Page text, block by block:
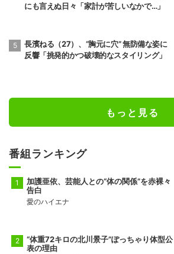
にも言えぬ日々「家計が苦しいなかで…」
長濱ねる（27）、“胸元に穴” 無防備な姿に
反響「挑発的かつ破壊的なスタイリング」
もっと見る
番組ランキング
加護亜依、芸能人との“体の関係”を赤裸々
告白
愛のハイエナ
“体重72キロの北川景子”ぽっちゃり体型公
表の理由